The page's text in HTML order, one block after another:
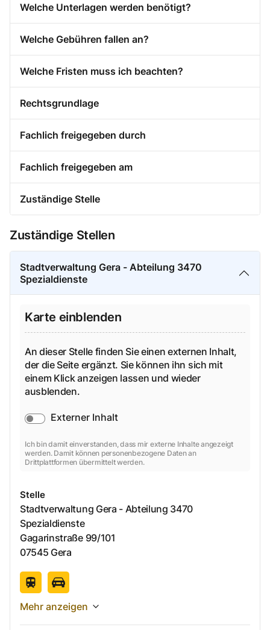
Welche Unterlagen werden benötigt?
Welche Gebühren fallen an?
Welche Fristen muss ich beachten?
Rechtsgrundlage
Fachlich freigegeben durch
Fachlich freigegeben am
Zuständige Stelle
Zuständige Stellen
Stadtverwaltung Gera - Abteilung 3470
Spezialdienste
Karte einblenden
An dieser Stelle finden Sie einen externen Inhalt,
der die Seite ergänzt. Sie können ihn sich mit
einem Klick anzeigen lassen und wieder
ausblenden.
Externer Inhalt
Ich bin damit einverstanden, dass mir externe Inhalte angezeigt
werden. Damit können personenbezogene Daten an
Drittplattformen übermittelt werden.
Stelle
Stadtverwaltung Gera - Abteilung 3470
Spezialdienste
Gagarinstraße 99/101
07545 Gera
Mehr anzeigen